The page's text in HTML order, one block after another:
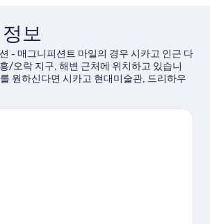
보
- 매그니피션트 마일의 경우 시카고 인근 다
/오락 지구, 해변 근처에 위치하고 있습니
원하신다면 시카고 현대미술관, 드리하우
. 쇼핑을 제대로 즐길 수 있는 워터 타워 플레
소로 추천해 드려요. 일정에 여유가 있다면